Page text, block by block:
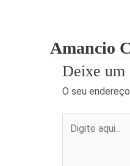
Amancio
Deixe um
O seu
aqui...